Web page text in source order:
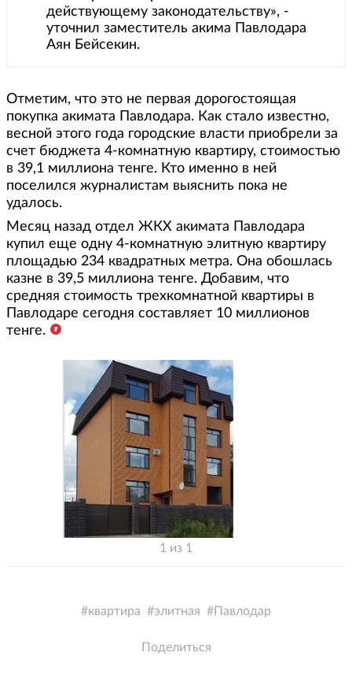
действующему законодательству», -
уточнил заместитель акима Павлодара
Аян Бейсекин.
Отметим, что это не первая дорогостоящая
покупка акимата Павлодара. Как стало известно,
весной этого года городские власти приобрели за
счет бюджета 4-комнатную квартиру, стоимостью
в 39,1 миллиона тенге. Кто именно в ней
поселился журналистам выяснить пока не
удалось.
Месяц назад отдел ЖКХ акимата Павлодара
купил еще одну 4-комнатную элитную квартиру
площадью 234 квадратных метра. Она обошлась
казне в 39,5 миллиона тенге. Добавим, что
средняя стоимость трехкомнатной квартиры в
Павлодаре сегодня составляет 10 миллионов
тенге.
1 из 1
квартира элитная Павлодар
Поделиться